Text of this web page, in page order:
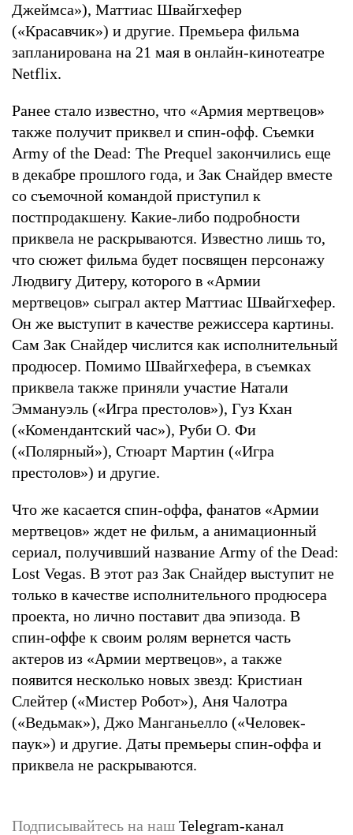
Джеймса»), Маттиас Швайгхефер
(«Красавчик») и другие. Премьера фильма
запланирована на 21 мая в онлайн-кинотеатре
Netflix.
Ранее стало известно, что «Армия мертвецов»
также получит приквел и спин-офф. Съемки
Army of the Dead: The Prequel закончились еще
в декабре прошлого года, и Зак Снайдер вместе
со съемочной командой приступил к
постпродакшену. Какие-либо подробности
приквела не раскрываются. Известно лишь то,
что сюжет фильма будет посвящен персонажу
Людвигу Дитеру, которого в «Армии
мертвецов» сыграл актер Маттиас Швайгхефер.
Он же выступит в качестве режиссера картины.
Сам Зак Снайдер числится как исполнительный
продюсер. Помимо Швайгхефера, в съемках
приквела также приняли участие Натали
Эммануэль («Игра престолов»), Гуз Кхан
(«Комендантский час»), Руби О. Фи
(«Полярный»), Стюарт Мартин («Игра
престолов») и другие.
Что же касается спин-оффа, фанатов «Армии
мертвецов» ждет не фильм, а анимационный
сериал, получивший название Army of the Dead:
Lost Vegas. В этот раз Зак Снайдер выступит не
только в качестве исполнительного продюсера
проекта, но лично поставит два эпизода. В
спин-оффе к своим ролям вернется часть
актеров из «Армии мертвецов», а также
появится несколько новых звезд: Кристиан
Слейтер («Мистер Робот»), Аня Чалотра
(«Ведьмак»), Джо Манганьелло («Человек-
паук») и другие. Даты премьеры спин-оффа и
приквела не раскрываются.
Подписывайтесь на наш Telegram-канал